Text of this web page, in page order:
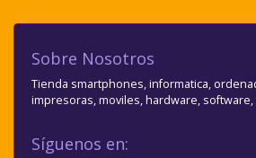
Sobre Nosotros
Tienda smartphones, informatica,
impresoras, moviles, hardware,
Síguenos en: